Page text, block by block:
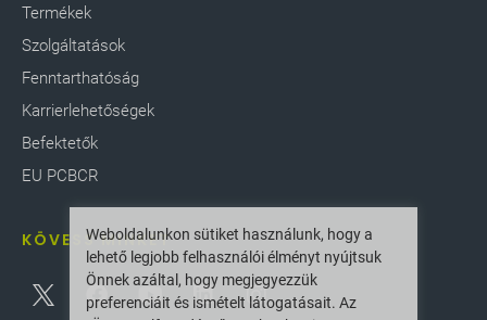
Termékek
Szolgáltatások
Fenntarthatóság
Karrierlehetőségek
Befektetők
EU PCBCR
KÖVESS MINKET
Weboldalunkon sütiket használunk, hogy a
lehető legjobb felhasználói élményt nyújtsuk
Önnek azáltal, hogy megjegyezzük
preferenciáit és ismételt látogatásait. Az